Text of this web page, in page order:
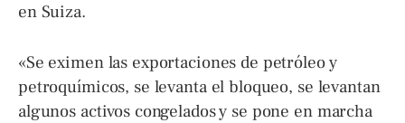
en Suiza.
«Se eximen las exportaciones de petróleo y
petroquímicos, se levanta el bloqueo, se levantan
algunos activos congelados y se pone en marcha